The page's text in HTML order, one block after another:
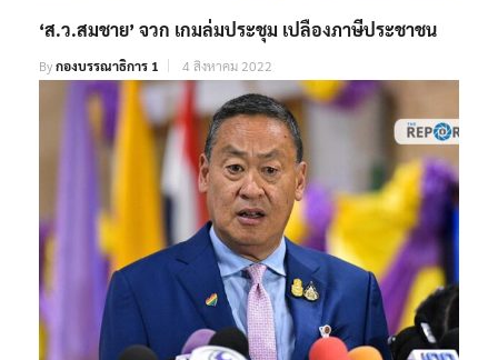
‘ส.ว.สมชาย’ จวก เกมล่มประชุม เปลืองภาษีประชาชน
Byกองบรรณาธิการ 1 4 สิงหาคม 2022